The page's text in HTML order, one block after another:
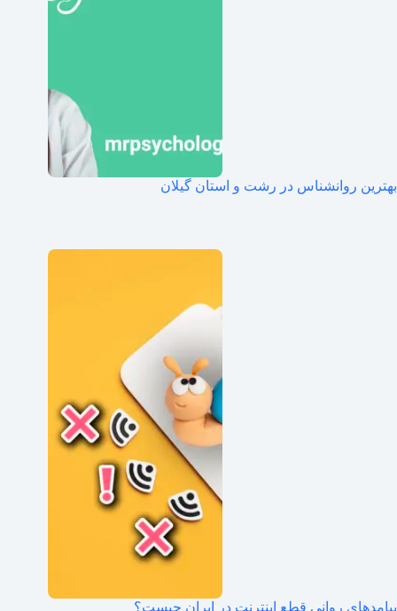
بهترین روانشناس در رشت و استان گیلان
پیامدهای روانی قطع اینترنت در ایران چیست؟